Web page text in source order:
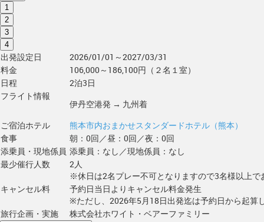
1
2
3
4
出発設定日
2026/01/01～2027/03/31
料金
106,000～186,100円（２名１室）
日程
2泊3日
フライト情報
伊丹空港発 → 九州着
ご宿泊ホテル
熊本市内おまかせスタンダードホテル（熊本）
食事
朝：0回／昼：0回／夜：0回
添乗員・現地係員 添乗員：なし／現地係員：なし
最少催行人数
2人
※休日は2名プレー不可となりますので3名様以上で
キャンセル料
予約日当日よりキャンセル料金発生
※ただし、2026年5月18日出発迄は予約日から起算
旅行企画・実施
株式会社ホワイト・ベアーファミリー